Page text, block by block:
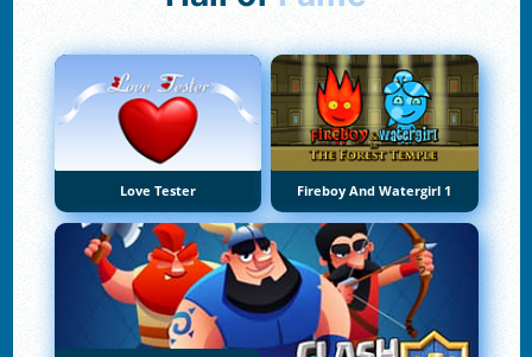
Love Tester Fireboy And Watergirl 1